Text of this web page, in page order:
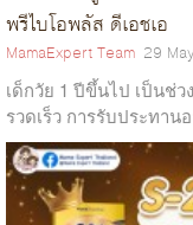
พรีไบโอพลัส ดีเอชเอ
MamaExpert Team 29
เด็กวัย 1 ปีขึ้นไป เป็นช่
รวดเร็ว การรับประทา
สำคัญมาก ซึ่งเด็กควรไ
3 และ DHA เพื่อ...